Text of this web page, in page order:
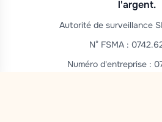
l'argent.
Autorité de surveillance
N° FSMA :
Numéro d'entreprise :